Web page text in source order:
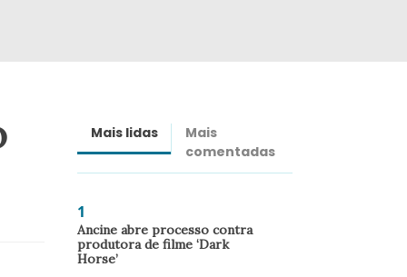
Mais lidas
Mais
comentadas
1
Ancine abre processo contra
produtora de filme ‘Dark
Horse’